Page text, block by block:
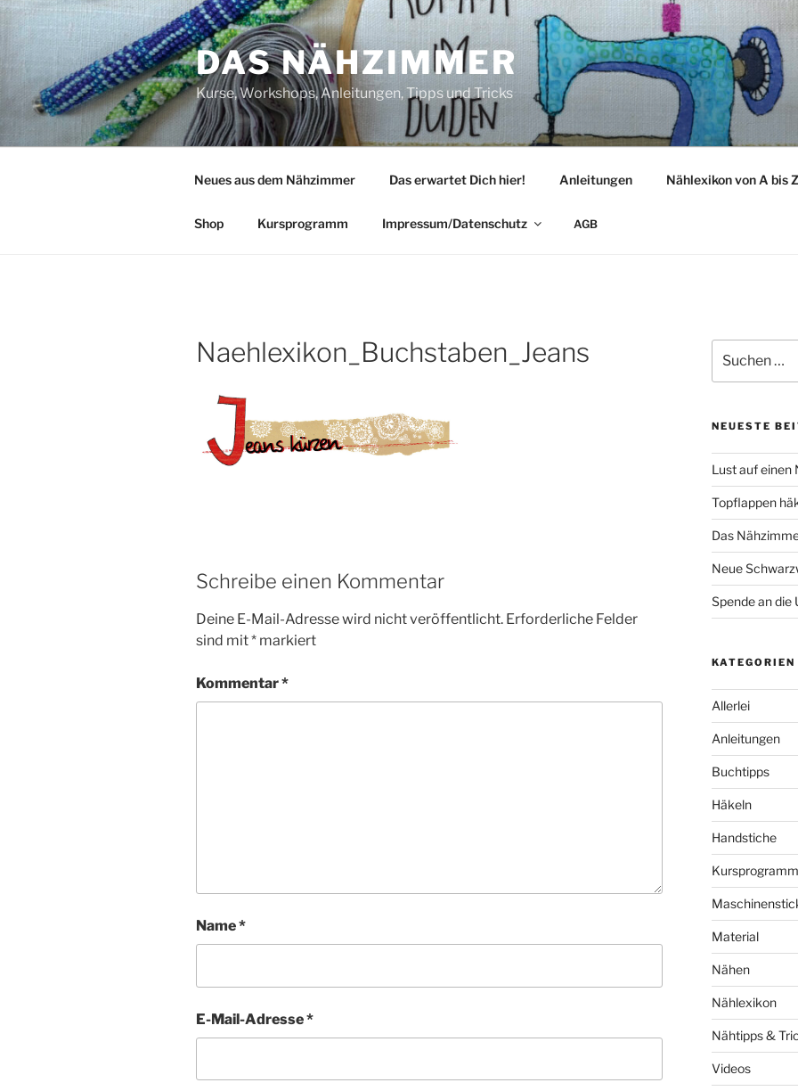
Zum
Inhalt
springen
DAS NÄHZIMMER
Kurse, Workshops, Anleitungen, Tipps und Tricks
Neues aus dem Nähzimmer Das erwartet Dich hier! Anleitungen Nählexikon von A bis Z
Shop Kursprogramm Impressum/Datenschutz AGB
Naehlexikon_Buchstaben_Jeans
Schreibe einen Kommentar
Deine E-Mail-Adresse wird nicht veröffentlicht. Erforderliche Felder
sind mit* markiert
Kommentar*
Name*
E-Mail-Adresse*
nach:
NEUESTE
Lust auf einen
Topflappen
Das
Neue
Spende an die
KATEGORIEN
Allerlei
Anleitungen
Buchtipps
Häkeln
Handstiche
Kursprogramm
Material
Nähen
Nählexikon
Nähtipps &
Videos